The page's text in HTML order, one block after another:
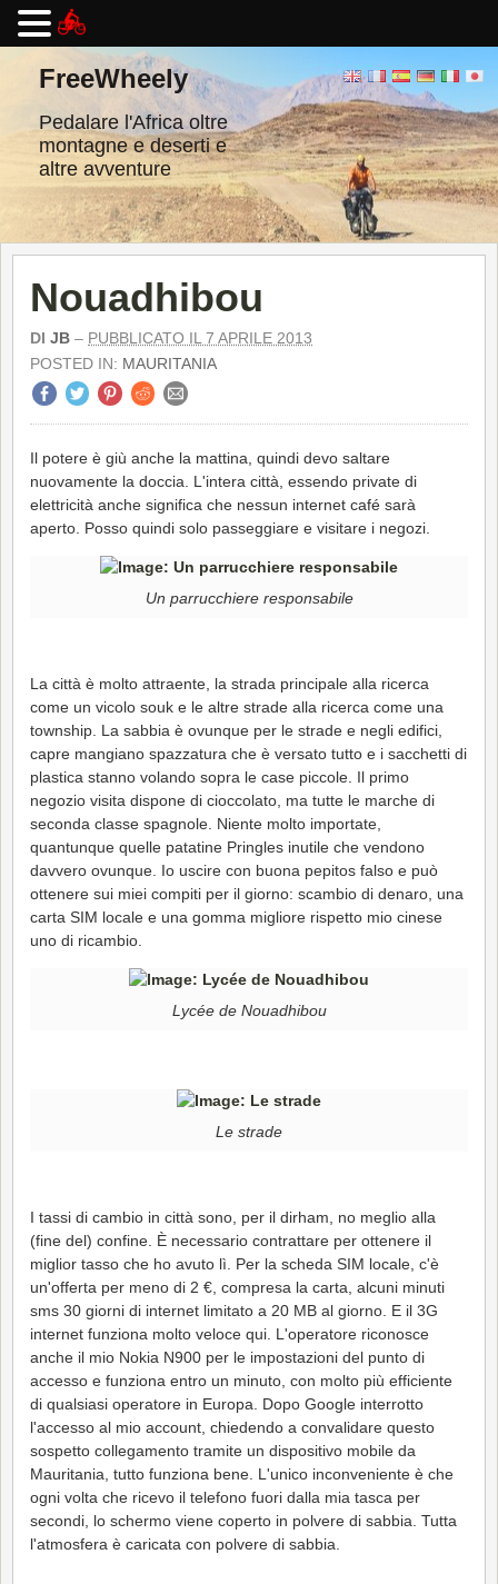
contenutoFreeWheely
Pedalare l'Africa oltre
montagne e deserti e
altre avventure
Nouadhibou
DI JB – PUBBLICATO IL 7 APRILE 2013
POSTED IN: MAURITANIA
Il potere è giù anche la mattina, quindi devo saltare
nuovamente la doccia. L'intera città, essendo private di
elettricità anche significa che nessun internet café sarà
aperto. Posso quindi solo passeggiare e visitare i negozi.
Un parrucchiere responsabile
La città è molto attraente, la strada principale alla ricerca
come un vicolo souk e le altre strade alla ricerca come una
township. La sabbia è ovunque per le strade e negli edifici,
capre mangiano spazzatura che è versato tutto e i sacchetti di
plastica stanno volando sopra le case piccole. Il primo
negozio visita dispone di cioccolato, ma tutte le marche di
seconda classe spagnole. Niente molto importate,
quantunque quelle patatine Pringles inutile che vendono
davvero ovunque. Io uscire con buona pepitos falso e può
ottenere sui miei compiti per il giorno: scambio di denaro, una
carta SIM locale e una gomma migliore rispetto mio cinese
uno di ricambio.
Lycée de Nouadhibou
Le strade
I tassi di cambio in città sono, per il dirham, no meglio alla
(fine del) confine. È necessario contrattare per ottenere il
miglior tasso che ho avuto lì. Per la scheda SIM locale, c'è
un'offerta per meno di 2 €, compresa la carta, alcuni minuti
sms 30 giorni di internet limitato a 20 MB al giorno. E il 3G
internet funziona molto veloce qui. L'operatore riconosce
anche il mio Nokia N900 per le impostazioni del punto di
accesso e funziona entro un minuto, con molto più efficiente
di qualsiasi operatore in Europa. Dopo Google interrotto
l'accesso al mio account, chiedendo a convalidare questo
sospetto collegamento tramite un dispositivo mobile da
Mauritania, tutto funziona bene. L'unico inconveniente è che
ogni volta che ricevo il telefono fuori dalla mia tasca per
secondi, lo schermo viene coperto in polvere di sabbia. Tutta
l'atmosfera è caricata con polvere di sabbia.